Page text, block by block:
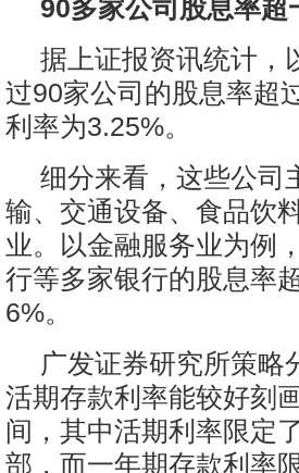
90多家公司股息率超
据上证报资讯统计，
过90家公司的股息率超
利率为3.25%。
细分来看，这些公司
输、交通设备、食品饮
业。以金融服务业为例
行等多家银行的股息率
6%。
广发证券研究所策略
活期存款利率能较好刻
间，其中活期利率限定
部，而一年期存款利率